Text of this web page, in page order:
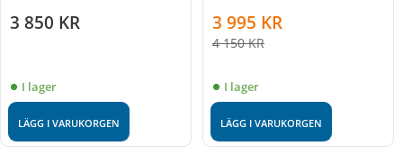
3 850 KR
I lager
LÄGG I VARUKORGEN
3 995 KR
4 150KR
I lager
LÄGG I VARUKORGEN